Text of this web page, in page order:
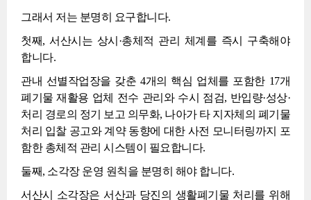
그래서 저는 분명히 요구합니다.
첫째, 서산시는 상시·총체적 관리 체계를 즉시 구축해야
합니다.
관내 선별작업장을 갖춘 4개의 핵심 업체를 포함한 17개
폐기물 재활용 업체 전수 관리와 수시 점검, 반입량·성상·
처리 경로의 정기 보고 의무화, 나아가 타 지자체의 폐기물
처리 입찰 공고와 계약 동향에 대한 사전 모니터링까지 포
함한 총체적 관리 시스템이 필요합니다.
둘째, 소각장 운영 원칙을 분명히 해야 합니다.
서산시 소각장은 서산과 당진의 생활폐기물 처리를 위해